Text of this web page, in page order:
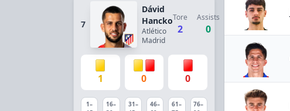
7
Dávid
Hancko
Atlético
Madrid
Tore
2
Assists
0
1 0 0
1–
16–
31–
46–
61–
76–